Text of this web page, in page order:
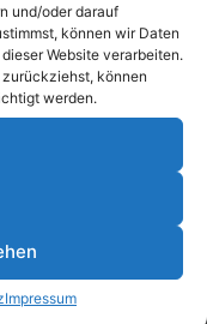
und/oder darauf
können wir Daten
Website verarbeiten.
können
werden.
Impressum
Straße 24,